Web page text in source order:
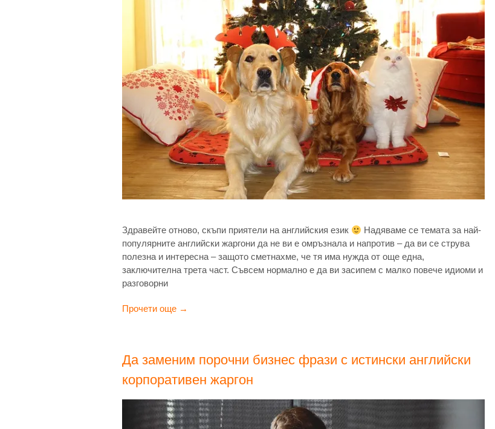
Здравейте отново, скъпи приятели на английския език
Надяваме се темата за най-
популярните английски жаргони да не ви е омръзнала и напротив – да ви се струва
полезна и интересна – защото сметнахме, че тя има нужда от още една,
заключителна трета част. Съвсем нормално е да ви засипем с малко повече идиоми и
разговорни
Прочети още →
Да заменим порочни бизнес фрази с истински английски
корпоративен жаргон